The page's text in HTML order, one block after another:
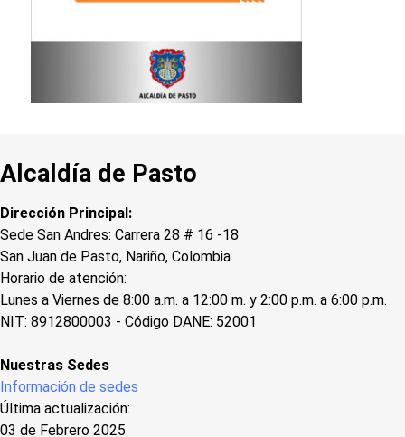
Alcaldía de Pasto
Dirección Principal:
Sede San Andres: Carrera 28 # 16 -18
San Juan de Pasto, Nariño, Colombia
Horario de atención:
Lunes a Viernes de 8:00 a.m. a 12:00 m. y 2:00 p.m. a 6:00 p.m.
NIT: 8912800003 - Código DANE: 52001
Nuestras Sedes
Información de sedes
Última actualización:
03 de Febrero 2025